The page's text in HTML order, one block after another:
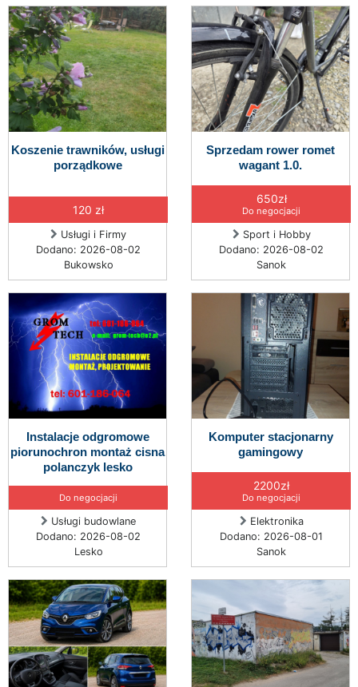
Koszenie trawników, usługi
porządkowe
120 zł
Usługi i Firmy
Dodano: 2026-08-02
Bukowsko
Sprzedam rower romet
wagant 1.0.
650zł
Do negocjacji
Sport i Hobby
Dodano: 2026-08-02
Sanok
Instalacje odgromowe
piorunochron montaż cisna
polanczyk lesko
Do negocjacji
Usługi budowlane
Dodano: 2026-08-02
Lesko
Komputer stacjonarny
gamingowy
2200zł
Do negocjacji
Elektronika
Dodano: 2026-08-01
Sanok